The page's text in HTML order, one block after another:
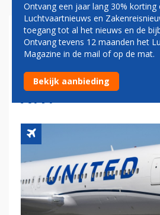
UNITED AIRLINES
NAJAAR OOK VAN
EN WASHINGTON
AVIV
Ontvang een jaar lang 30% korting
Luchtvaartnieuws en
toegang tot al het nieuws en de
Ontvang tevens 12 maanden het
Magazine in de mail of op de mat.
Bekijk aanbieding